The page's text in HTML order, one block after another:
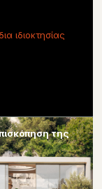
ιδιοκτησίας
της